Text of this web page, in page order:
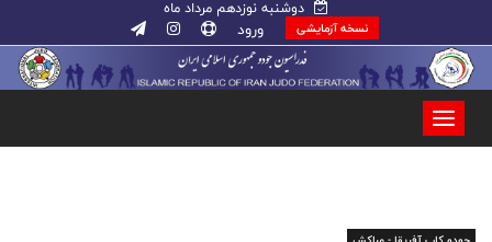
دوشنبه نوزدهم مرداد ماه
نسخه آزمایشی ورود